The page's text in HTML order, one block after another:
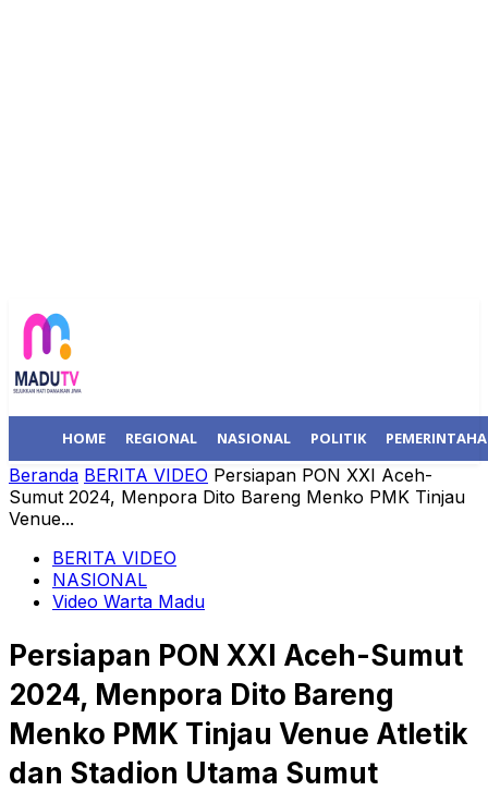
HOME REGIONAL NASIONAL POLITIK
Beranda BERITA VIDEO Persiapan PON XXI Aceh-
Sumut 2024, Menpora Dito Bareng Menko PMK Tinjau
Venue...
BERITA VIDEO
NASIONAL
Video Warta Madu
Persiapan PON XXI Aceh-Sumut
2024, Menpora Dito Bareng
Menko PMK Tinjau Venue Atletik
dan Stadion Utama Sumut